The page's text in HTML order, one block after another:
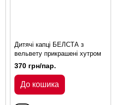
Дитячі капці БЕЛСТА з
вельвету прикрашені хутром
370 грн/пар.
До кошика